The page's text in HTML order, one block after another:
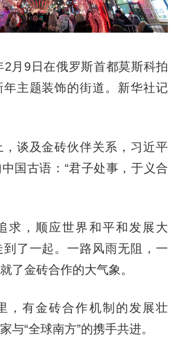
9日在俄罗斯首都莫斯科拍
主题装饰的街道。新华社记
及金砖伙伴关系，习近平
国古语：“君子处事，于义合
，顺应世界和平和发展大
了一起。一路风雨无阻，一
了金砖合作的大气象。
有金砖合作机制的发展壮
与“全球南方”的携手共进。